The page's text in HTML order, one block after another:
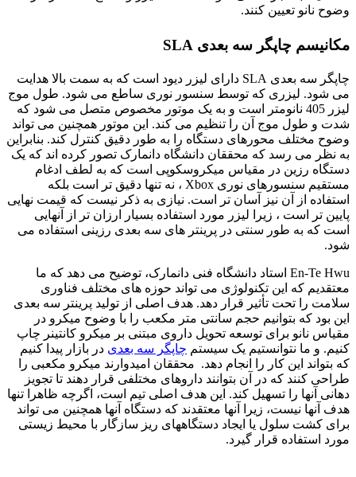
وضوح نانو تعیین كنند.
مکانیسم چاپگر سه بعدی SLA
چاپگر سه بعدی SLA دارای لیزر دیود است که به سمت بالا هدایت
می شود. لیزری که توسط سنسور نوری ساطع می شود. طول موج
لیزر 405 نانومتر است و به یک موتور مخصوص متصل می شود که
شدت و طول موج آن را تنظیم می کند. این موتور همچنین می تواند
وضوح مختلف محورهای دستگاه را به طور دقیق کنترل کند. بنابراین
به نظر می رسد که محققان دانشگاه دانمارک تصور کرده اند که یک
دستگاه رزین در مقیاس میکروسکوپی است که به لطف ادغام
مستقیم سنسورهای نوری Xbox ، نه تنها دقیق تر است بلکه
استفاده از آن نیز آسان تر است. نیازی به ذکر نیست که قیمت نهایی
پایین تر است ، زیرا لیزر مورد استفاده بسیار ارزان تر از آنهایی
است که به طور سنتی در پرینتر های سه بعدی رزینی استفاده می
شود.
En-Te Hwu استاد دانشگاه فنی دانمارک، توضیح می دهد که ما
معتقدیم که این تکنولوژی می تواند حوزه های مختلف فناوری
سلامت را تحت تأثیر قرار دهد. هدف اصلی از تولید پرینتر سه بعدی
این بود که بتوانیم حجم سانتی متر مکعب را با وضوح میکرو در
مقیاس نانو برای توسعه تحویل داروی مبتنی بر میکرو کانتینر چاپ
کنیم. و ما نتوانستیم یک سیستم چاپگر سه بعدی در بازار پیدا کنیم
که بتواند این کار را انجام دهد. محققان امیدوارند میکرو مکعبی را
طراحی کنند که در آن بتوانند داروهای مختلفی قرار دهند تا تجویز
دهانی آنها را تسهیل کند. این هدف اصلی تیم است، اگرچه ظاهرا تنها
هدف آنها نیست، زیرا آنها معتقدند که دستگاه آنها همچنین می تواند
برای کشت سلول یا ایجاد دستگاههای ریز سازگار با محیط زیستی
مورد استفاده قرار گیرد.